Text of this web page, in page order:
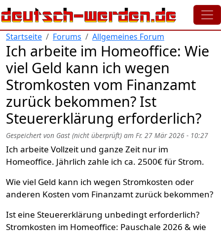
Direkt zum Inhalt
Startseite Forums Allgemeines Forum
Ich arbeite im Homeoffice: Wie
viel Geld kann ich wegen
Stromkosten vom Finanzamt
zurück bekommen? Ist
Steuererklärung erforderlich?
Gespeichert von Gast (nicht überprüft) am Fr. 27 Mär 2026 - 10:27
Ich arbeite Vollzeit und ganze Zeit nur im
Homeoffice. Jährlich zahle ich ca. 2500€ für Strom.
Wie viel Geld kann ich wegen Stromkosten oder
anderen Kosten vom Finanzamt zurück bekommen?
Ist eine Steuererklärung unbedingt erforderlich?
Stromkosten im Homeoffice: Pauschale 2026 & wie